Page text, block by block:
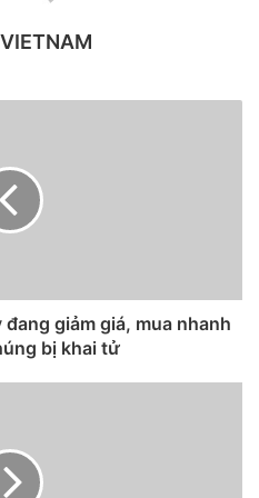
nằm trộng hơn và xa hơn
bị, được căn chỉnh tốt qua
bị xa được như vậy, nhỏ hơn
đáng kể so với những gì dự
giảm giá, mua nhanh
bị khai tử